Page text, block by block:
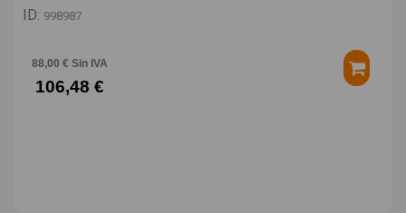
ID: 998987
88,00 € Sin IVA
106,48 €